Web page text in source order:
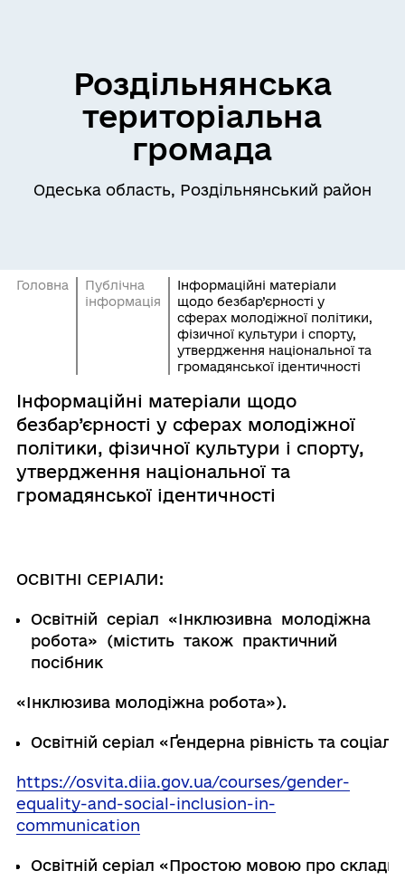
Роздільнянська
територіальна
громада
Одеська область, Роздільнянський район
Головна
Публічна
інформація
Інформаційні матеріали
щодо безбар’єрності у
сферах молодіжної політики,
фізичної культури і спорту,
утвердження національної та
громадянської ідентичності
Інформаційні матеріали щодо
безбар’єрності у сферах молодіжної
політики, фізичної культури і спорту,
утвердження національної та
громадянської ідентичності
ОСВІТНІ СЕРІАЛИ:
Освітній серіал «Інклюзивна молодіжна
робота»
(містить також практичний
посібник
«Інклюзива молодіжна робота»).
Освітній серіал «Ґендерна рівність та
https://osvita.diia.gov.ua/courses/gender-
equality-and-social-inclusion-in-
communication
Освітній серіал «Простою мовою про